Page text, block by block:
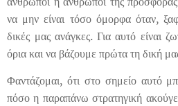
να μην είναι τόσο όμορφα όταν,
δικές μας ανάγκες. Για αυτό είναι
όρια και να βάζουμε πρώτα τη δική
Φαντάζομαι, ότι στο σημείο αυτό
πόσο η παραπάνω στρατηγική